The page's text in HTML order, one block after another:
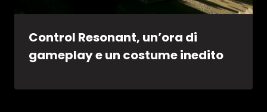
Control Resonant, un’ora di
gameplay e un costume inedito